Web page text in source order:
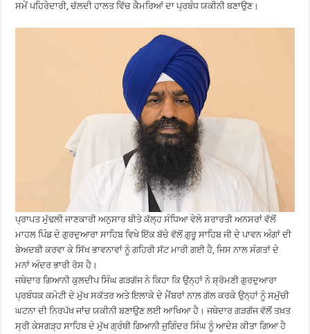
ਸਮੇਂ ਪਹਿਰੇਦਾਰੀ, ਚੱਲਦੀ ਹਾਲਤ ਵਿੱਚ ਕੈਮਰਿਆਂ ਦਾ ਪ੍ਰਬੰਧ ਯਕੀਨੀ ਬਣਾਉਣ।
ਪ੍ਰਾਪਤ ਮੁੱਢਲੀ ਜਾਣਕਾਰੀ ਅਨੁਸਾਰ ਬੀਤੇ ਕੱਲ੍ਹ ਸੰਧਿਆ ਵੇਲੇ ਸ਼ਰਾਰਤੀ ਅਨਸਰਾਂ ਵੱਲੋਂ
ਮਾਹਲ ਪਿੰਡ ਦੇ ਗੁਰਦੁਆਰਾ ਸਾਹਿਬ ਵਿਖੇ ਇੱਕ ਬੱਚੇ ਵੱਲੋਂ ਗੁਰੂ ਸਾਹਿਬ ਜੀ ਦੇ ਪਾਵਨ ਅੰਗਾਂ ਦੀ
ਬੇਅਦਬੀ ਕਰਵਾ ਕੇ ਸਿੱਖ ਭਾਵਨਾਵਾਂ ਨੂੰ ਗਹਿਰੀ ਸੱਟ ਮਾਰੀ ਗਈ ਹੈ, ਜਿਸ ਨਾਲ ਸੰਗਤਾਂ ਦੇ
ਮਨਾਂ ਅੰਦਰ ਭਾਰੀ ਰੋਸ ਹੈ।
ਜਥੇਦਾਰ ਗਿਆਨੀ ਕੁਲਦੀਪ ਸਿੰਘ ਗੜਗੱਜ ਨੇ ਕਿਹਾ ਕਿ ਉਨ੍ਹਾਂ ਨੇ ਸ਼੍ਰੋਮਣੀ ਗੁਰਦੁਆਰਾ
ਪ੍ਰਬੰਧਕ ਕਮੇਟੀ ਦੇ ਮੁੱਖ ਸਕੱਤਰ ਅਤੇ ਇਲਾਕੇ ਦੇ ਮੈਂਬਰਾਂ ਨਾਲ ਗੱਲ ਕਰਕੇ ਉਨ੍ਹਾਂ ਨੂੰ ਸਮੁੱਚੀ
ਘਟਨਾ ਦੀ ਨਿਰਪੱਖ ਜਾਂਚ ਯਕੀਨੀ ਬਣਾਉਣ ਲਈ ਆਖਿਆ ਹੈ। ਜਥੇਦਾਰ ਗੜਗੱਜ ਵੱਲੋਂ ਤਖ਼ਤ
ਸ੍ਰੀ ਕੇਸਗੜ੍ਹ ਸਾਹਿਬ ਦੇ ਮੁੱਖ ਗ੍ਰੰਥੀ ਗਿਆਨੀ ਜੁਗਿੰਦਰ ਸਿੰਘ ਨੂੰ ਆਦੇਸ਼ ਕੀਤਾ ਗਿਆ ਹੈ